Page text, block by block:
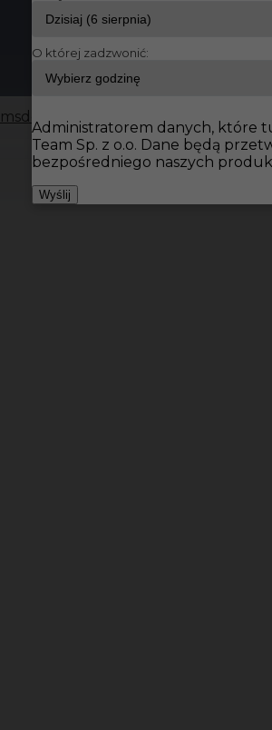
O której zadzwonić:
Administratorem danych, które
Team Sp. z o.o. Dane będą
bezpośredniego naszych
Wyślij